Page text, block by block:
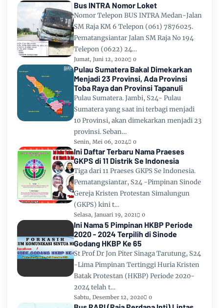
Bus INTRA Nomor Loket
Nomor Telepon BUS INTRA Medan-Jalan
SM Raja KM 6 Telepon (061) 7876025.
Pematangsiantar Jalan SM Raja No 194
Telepon (0622) 24…
Jumat, Juni 12, 2020 0
Pulau Sumatera Bakal Dimekarkan
Menjadi 23 Provinsi, Ada Provinsi
Toba Raya dan Provinsi Tapanuli
Pulau Sumatera. Jambi, S24- Pulau
Sumatera yang saat ini terbagi menjadi
10 Provinsi, akan dimekarkan menjadi 23
provinsi. Seban…
Senin, Mei 06, 2024 0
Ini Daftar Terbaru Nama Praeses
GKPS di 11 Distrik Se Indonesia
Tiga dari 11 Praeses GKPS Se Indonesia.
Pematangsiantar, S24 -Pimpinan Sinode
Gereja Kristen Protestan Simalungun
(GKPS) kini t…
Selasa, Januari 19, 2021 0
Ini Nama 5 Pimpinan HKBP Periode
2020 - 2024 Terpilih di Sinode
Godang HKBP Ke 65
St Prof Dr Jon Piter Sinaga Tarutung, S24
-Lima Pimpinan Tertinggi Huria Kristen
Batak Protestan (HKBP) Periode 2020-
2024 telah t…
Sabtu, Desember 12, 2020 0